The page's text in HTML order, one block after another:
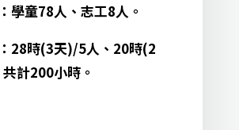
學童78人、志工8人。
28時(3天)/5人、20時(2
計200小時。